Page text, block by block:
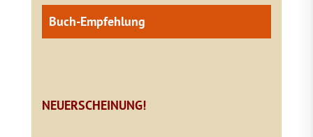
Buch-Empfehlung
NEUERSCHEINUNG!